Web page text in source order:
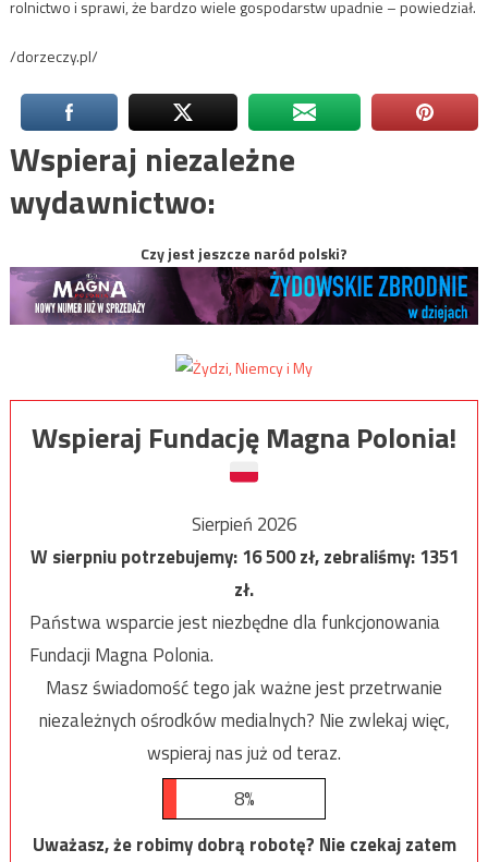
rolnictwo i sprawi, że bardzo wiele gospodarstw upadnie – powiedział.
/dorzeczy.pl/
Wspieraj niezależne
wydawnictwo:
Czy jest jeszcze naród polski?
Wspieraj Fundację Magna Polonia!
Sierpień 2026
W sierpniu potrzebujemy:16 500zł, zebraliśmy:1351
zł.
Państwa wsparcie jest niezbędne dla funkcjonowania
Fundacji Magna Polonia.
Masz świadomość tego jak ważne jest przetrwanie
niezależnych ośrodków medialnych? Nie zwlekaj więc,
wspieraj nas już od teraz.
8%
Uważasz, że robimy dobrą robotę? Nie czekaj zatem